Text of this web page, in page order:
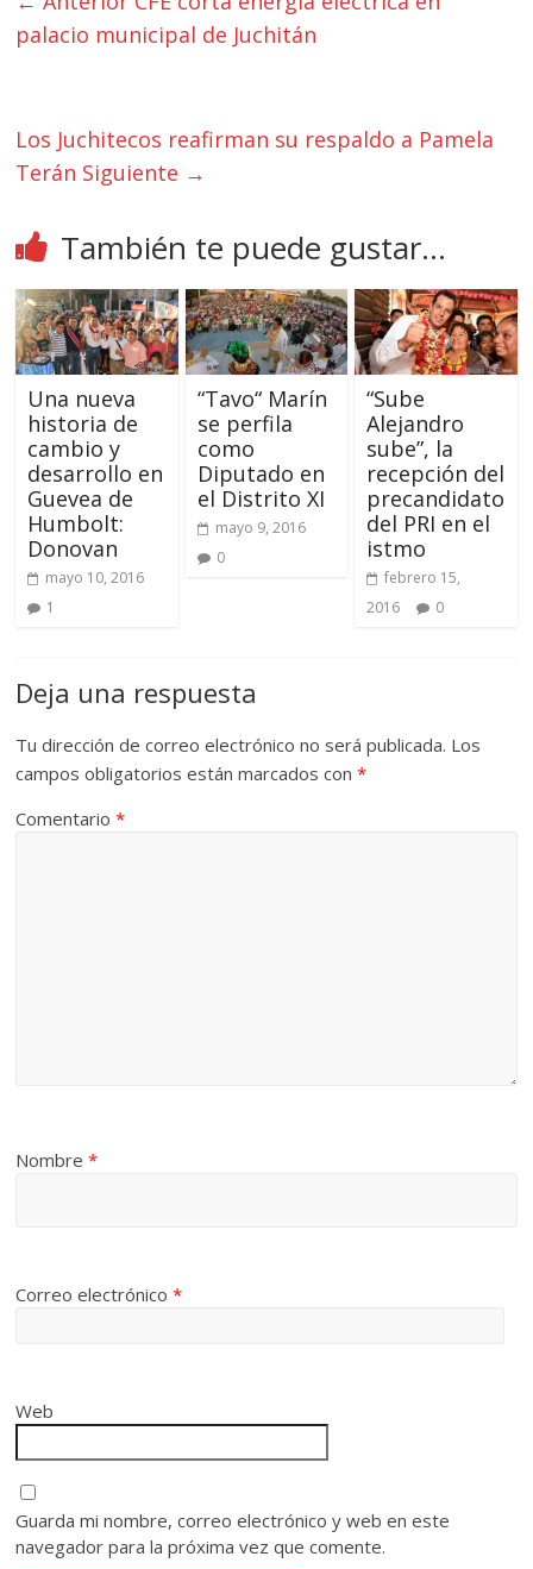
palacio municipal de Juchitán
Los Juchitecos reafirman su respaldo a Pamela
Terán Siguiente →
También te puede gustar...
Una nueva
historia de
cambio y
desarrollo en
Guevea de
Humbolt:
Donovan
mayo 10, 2016
1
“Tavo“ Marín
se perfila
como
Diputado en
el Distrito XI
mayo 9, 2016
0
“Sube
Alejandro
sube”, la
recepción del
precandidato
del PRI en el
istmo
febrero 15,
2016
0
Deja una respuesta
Tu dirección de correo electrónico no será publicada. Los
campos obligatorios están marcados con*
Comentario*
Nombre*
Correo electrónico*
Web
Guarda mi nombre, correo electrónico y web en este
navegador para la próxima vez que comente.